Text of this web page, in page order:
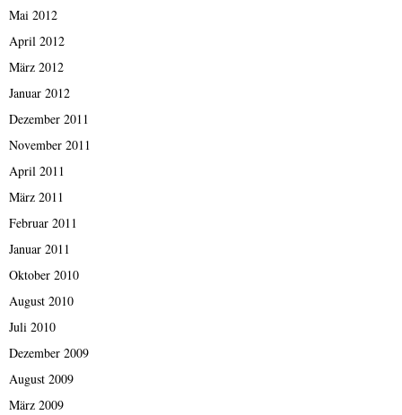
Mai 2012
April 2012
März 2012
Januar 2012
Dezember 2011
November 2011
April 2011
März 2011
Februar 2011
Januar 2011
Oktober 2010
August 2010
Juli 2010
Dezember 2009
August 2009
März 2009